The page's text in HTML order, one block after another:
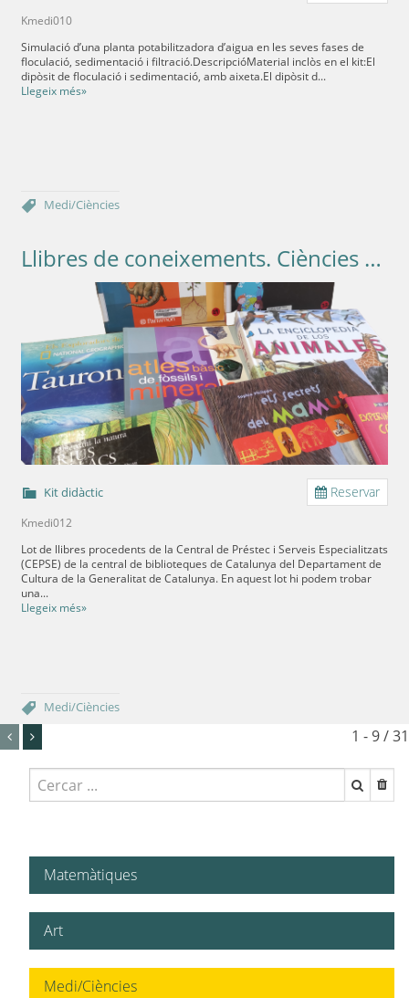
Kmedi010
Simulació d’una planta potabilitzadora d’aigua en les seves fases de
floculació, sedimentació i filtració.DescripcióMaterial inclòs en el kit:El
dipòsit de floculació i sedimentació, amb aixeta.El dipòsit d...
Llegeix més»
Medi/Ciències
Llibres de coneixements. Ciències Naturals
Reservar
Kit didàctic
Kmedi012
Lot de llibres procedents de la Central de Préstec i Serveis Especialitzats
(CEPSE) de la central de biblioteques de Catalunya del Departament de
Cultura de la Generalitat de Catalunya. En aquest lot hi podem trobar
una...
Llegeix més»
Medi/Ciències
1 - 9 / 31
Matemàtiques
Art
Medi/Ciències